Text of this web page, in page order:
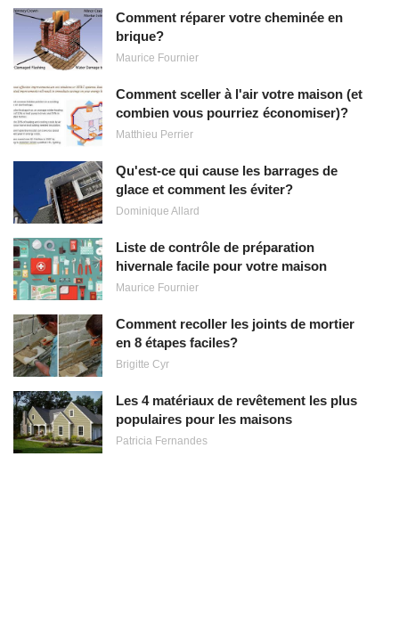
Comment réparer votre cheminée en
brique?
Maurice Fournier
Comment sceller à l'air votre maison (et
combien vous pourriez économiser)?
Matthieu Perrier
Qu'est-ce qui cause les barrages de
glace et comment les éviter?
Dominique Allard
Liste de contrôle de préparation
hivernale facile pour votre maison
Maurice Fournier
Comment recoller les joints de mortier
en 8 étapes faciles?
Brigitte Cyr
Les 4 matériaux de revêtement les plus
populaires pour les maisons
Patricia Fernandes